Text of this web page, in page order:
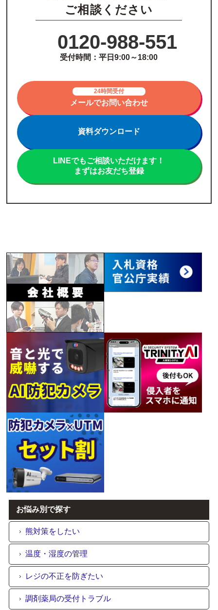
ご相談ください
0120-988-551
受付時間：平日9:00～18:00
24時間受付
メールでお問い合わせ
資料ダウンロード
LINEでもご相談いただけます！
まずはお友だち登録
お悩み別で探す
熊対策をしたい
温度・湿度の管理
レジの不正を防ぎたい
調剤薬局の受付トラブル